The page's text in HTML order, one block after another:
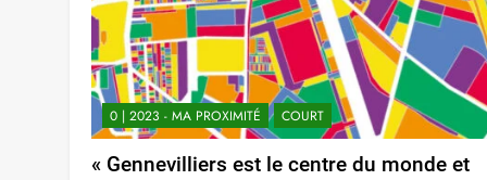
0 | 2023 - MA PROXIMITÉ COURT
« Gennevilliers est le centre du monde et